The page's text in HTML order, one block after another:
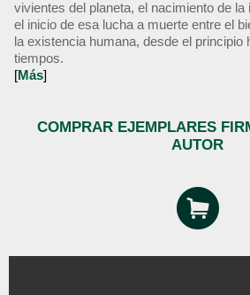
vivientes del planeta, el nacimiento de
el inicio de esa lucha a muerte entre el
la existencia humana, desde el principio
tiempos.
[Más]
COMPRAR EJEMPLARES
AUTOR